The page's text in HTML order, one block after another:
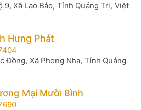
9, Xã Lao Bảo, Tỉnh Quảng Trị, Việt
Hưng Phát
Đồng, Xã Phong Nha, Tỉnh Quảng
Mại Mười Bình